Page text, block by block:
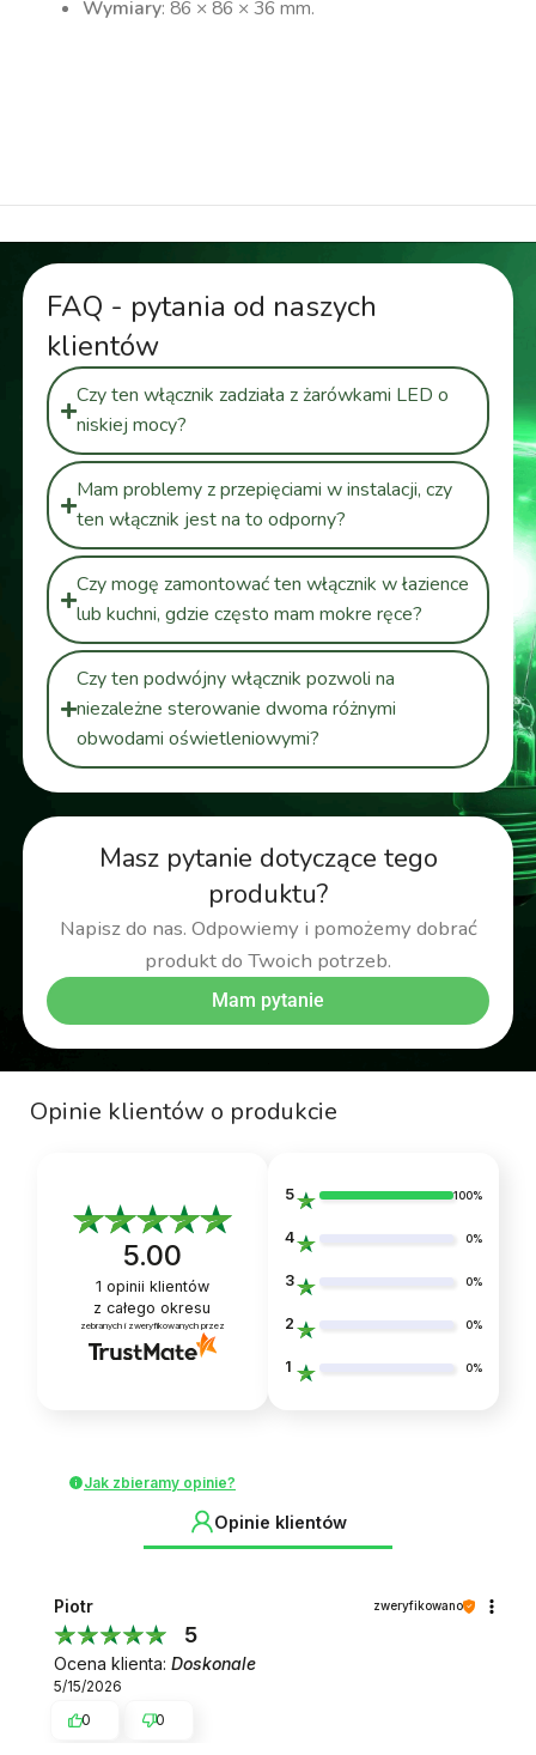
Wymiary: 86 × 86 × 36 mm.
Masz pytanie dotyczące tego
produktu?
Napisz do nas. Odpowiemy i pomożemy dobrać
produkt do Twoich potrzeb.
Mam pytanie
FAQ - pytania od naszych
klientów
Czy ten włącznik zadziała z żarówkami LED o
niskiej mocy?
Mam problemy z przepięciami w instalacji, czy
ten włącznik jest na to odporny?
Czy mogę zamontować ten włącznik w łazience
lub kuchni, gdzie często mam mokre ręce?
Czy ten podwójny włącznik pozwoli na
niezależne sterowanie dwoma różnymi
obwodami oświetleniowymi?
Opinie klientów o produkcie
5.00
1 opinii klientów
z całego okresu
zebranych i zweryfikowanych przez
5 100%
4 0%
3 0%
2 0%
1 0%
Jak zbieramy opinie?
Opinie klientów
Piotr zweryfikowano
5
Ocena klienta: Doskonale
5/15/2026
0
0